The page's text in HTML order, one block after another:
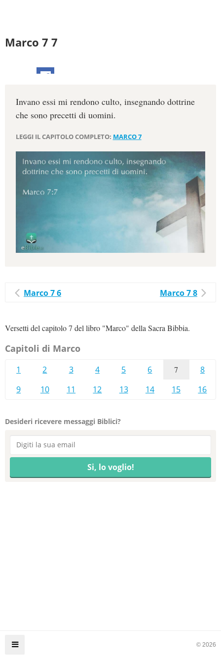
Marco 7 7
Invano essi mi rendono culto, insegnando dottrine
che sono precetti di uomini.
LEGGI IL CAPITOLO COMPLETO: MARCO 7
Marco 7 6 Marco 7 8
Versetti del capitolo 7 del libro "Marco" della Sacra Bibbia.
Capitoli di Marco
1 2 3 4 5 6 7
8
9
10 11 12 13 14 15 16
Desideri ricevere messaggi Biblici?
© 2026